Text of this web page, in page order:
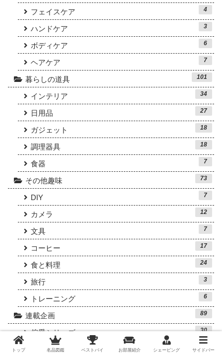
フェイスケア 4
ハンドケア 3
ボディケア 6
ヘアケア 7
暮らしの道具 101
インテリア 34
日用品 27
ガジェット 18
調理器具 18
食器 7
その他趣味 73
DIY 7
カメラ 12
文具 7
コーヒー 17
食と料理 24
旅行 3
トレーニング 6
連載企画 89
偏愛シリーズ 30
再考シリーズ 9
トップ 名品図鑑 ベストバイ お部屋紹介 シェービング サイドバー